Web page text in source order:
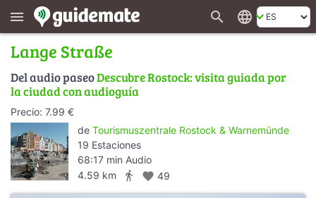
menu search language
Lange Straße
Del audio paseoDescubre Rostock: visita guiada por
la ciudad con audioguía
Precio: 7.99 €
de Tourismuszentrale Rostock & Warnemünde
19 Estaciones
68:17 min Audio
4.59 km
directions_walk favorite 49